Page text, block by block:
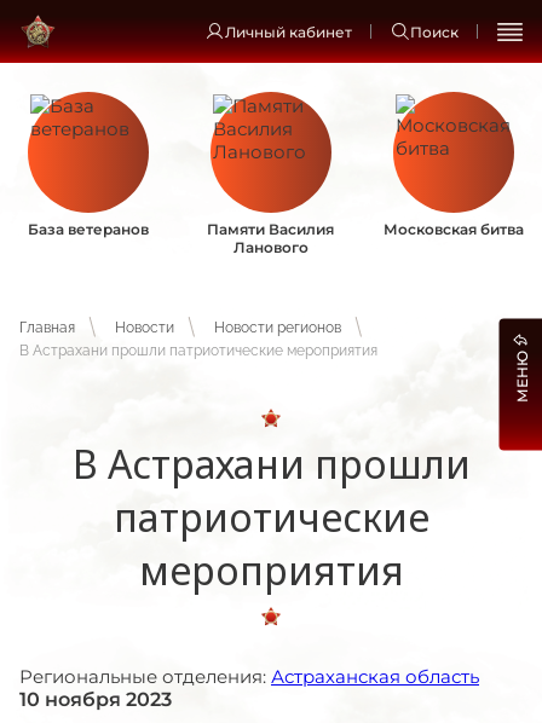
Личный кабинет Поиск
База ветеранов
Памяти Василия
Ланового
Московская битва
Главная Новости
Новости регионов
В Астрахани прошли патриотические мероприятия
В Астрахани прошли
патриотические
мероприятия
Региональные отделения: Астраханская область
10 ноября 2023
МЕНЮ